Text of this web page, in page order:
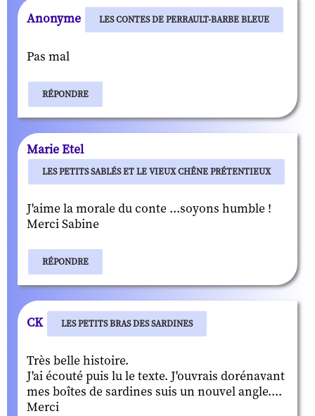
Anonyme LES CONTES DE PERRAULT-BARBE BLEUE
Pas mal
RÉPONDRE
Marie Etel
LES PETITS SABLÉS ET LE VIEUX CHÊNE PRÉTENTIEUX
J'aime la morale du conte ...soyons humble !
Merci Sabine
RÉPONDRE
CK LES PETITS BRAS DES SARDINES
Très belle histoire.
J'ai écouté puis lu le texte. J'ouvrais dorénavant
mes boîtes de sardines suis un nouvel angle....
Merci